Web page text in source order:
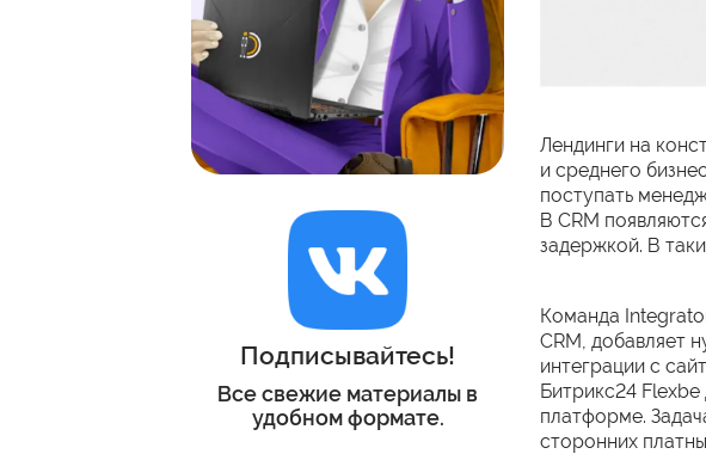
Подписывайтесь!
Все свежие материалы в
удобном формате.
Лендинги на
и среднего
поступать
В CRM
задержкой. В
Команда
CRM, добавляет
интеграции с
Битрикс24
платформе.
сторонних